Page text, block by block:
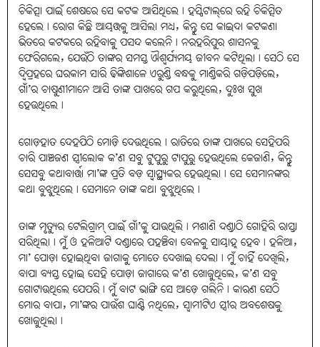
ଚିକିତ୍ସା ପାଇଁ ଶେଷରେ ସେ କଟକ ଆସିଥିଲେ। ହସ୍ପିଟାଲ୍‌ରେ ରହି ଚିକିତ୍ସିତ
ହେଲେ। ରୋଗ କିଛି ଆୟତ୍ତକୁ ଆସିଲା ମଧ୍ୟ, କିନ୍ତୁ ସେ କାଇଦା କଟକଣା
ଭିତରେ କଟକରେ ରହିବାକୁ ପସନ୍ଦ କଲେନି। ନରହରିପୁର ଶାସନକୁ
ଫେରିଗଲେ, ଯେଉଁଠି ତାଙ୍କର ସମସ୍ତ ଐଶ୍ବର୍ଯ୍ୟମୟ ଜୀବନ କଟିଥିଲା। ସେଠି ସେ
ଦ୍ବିପ୍ରହରେ ଘରକାମ ସାରି ଢିଙ୍କିଶାଳେ ଏରୁଣ୍ଡି ବନ୍ଧକୁ ମାଣ୍ଡିକରି ଗଡ଼ିପଡ଼ିଲେ,
ଗାଁ’ର ଚାଷୁଣୀମାନେ ଆସି ତାଙ୍କ ପାଖରେ ଗପ କରୁଥିଲେ, ଦୁଃଖ ସୁଖ
ହେଉଥିଲେ।
ଗୋଡ଼ହାତ ଦେହପିଠି ମୋଡ଼ି ଦେଉଥିଲେ। ରାତିରେ ତାଙ୍କ ପାଖରେ ସେହିପରି
ଚାରି ପାଞ୍ଚଜଣ ସ୍ତ୍ରୀଲୋକ କ’ଣ ସବୁ ଟୁପୁରୁ ଟାପୁରୁ ହେଉଥିଲେ କେଜାଣି, କିନ୍ତୁ
ସେସବୁ କଥାବାର୍ତ୍ତା ମା’ଙ୍କ ପ୍ରତି ବଡ଼ ସ୍ବାସ୍ଥ୍ୟକର ହେଉଥିଲା। ସେ ସେମାନଙ୍କର
କଥା ବୁଝୁଥିଲେ। ସେମାନେ ତାଙ୍କ କଥା ବୁଝୁଥିଲେ।
ତାଙ୍କ ମୃତ୍ୟୁର ଟେଲିଗ୍ରାମ୍‌ ପାଇଁ ଗାଁ’କୁ ଯାଉଥିଲି। ମଶାଣି ଦଣ୍ଡାଠି ଗୋହିରି ରାସ୍ତା
ସରିଥିଲା। ମୁଁ ଓ ହଳିଆଟି ଦଣ୍ଡାରେ ପହଞ୍ଚିବା ବେଳକୁ ସାୟାହ୍ନ ହେବ। ହଳିଆ,
ମା’ ପୋଡ଼ା ହୋଇଥିବା ଜାଗାକୁ ମୋତେ ଦେଖାଇ ଦେଲା। ମୁଁ ଚାହିଁ ଦେଖିଲି,
ବାପା ବ୍ୟସ୍ତ ହୋଇ ସେହି ପୋଡ଼ା ଜାଗାରେ କ’ଣ ଖୋଜୁଥିଲେ, କ’ଣ ସବୁ
ଗୋଟାଉଥିଲେ ଯେପରି। ମୁଁ ବାଟ ଭାଙ୍ଗି ସେ ଆଡ଼େ ଗଲିନି। କାରଣ ସେଠି
ମୋର ବାପା, ମା’ଙ୍କର ପାଉଁଶ ଘାଣ୍ଟି ନଥିଲେ, ସ୍ବାମୀଟିଏ ସ୍ତ୍ରୀର ଅବଶେଷକୁ
ଖୋଜୁଥିଲା।